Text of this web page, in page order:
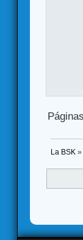
La BSK »